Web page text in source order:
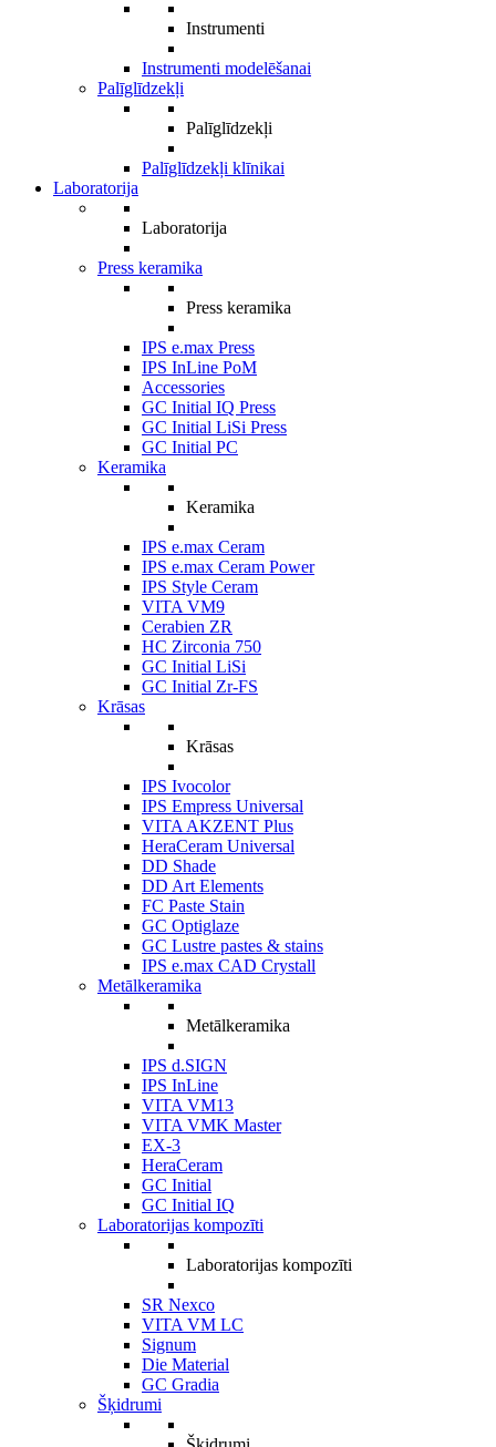
Instrumenti
Instrumenti modelēšanai
Palīglīdzekļi
Palīglīdzekļi
Palīglīdzekļi klīnikai
Laboratorija
Laboratorija
Press keramika
Press keramika
IPS e.max Press
IPS InLine PoM
Accessories
GC Initial IQ Press
GC Initial LiSi Press
GC Initial PC
Keramika
Keramika
IPS e.max Ceram
IPS e.max Ceram Power
IPS Style Ceram
VITA VM9
Cerabien ZR
HC Zirconia 750
GC Initial LiSi
GC Initial Zr-FS
Krāsas
Krāsas
IPS Ivocolor
IPS Empress Universal
VITA AKZENT Plus
HeraCeram Universal
DD Shade
DD Art Elements
FC Paste Stain
GC Optiglaze
GC Lustre pastes & stains
IPS e.max CAD Crystall
Metālkeramika
Metālkeramika
IPS d.SIGN
IPS InLine
VITA VM13
VITA VMK Master
EX-3
HeraCeram
GC Initial
GC Initial IQ
Laboratorijas kompozīti
Laboratorijas kompozīti
SR Nexco
VITA VM LC
Signum
Die Material
GC Gradia
Šķidrumi